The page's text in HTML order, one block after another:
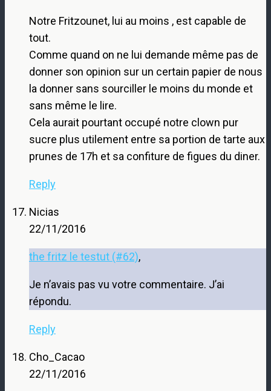
Notre Fritzounet, lui au moins , est capable de
tout.
Comme quand on ne lui demande même pas de
donner son opinion sur un certain papier de nous
la donner sans sourciller le moins du monde et
sans même le lire.
Cela aurait pourtant occupé notre clown pur
sucre plus utilement entre sa portion de tarte aux
prunes de 17h et sa confiture de figues du diner.
Reply
Nicias
22/11/2016
the fritz le testut (#62),
Je n’avais pas vu votre commentaire. J’ai
répondu.
Reply
Cho_Cacao
22/11/2016